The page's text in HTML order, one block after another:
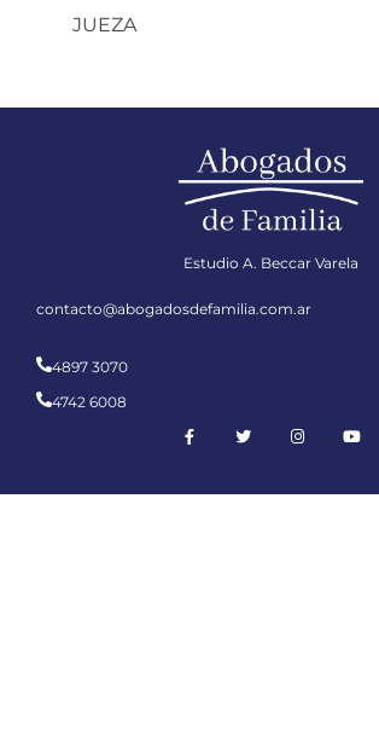
JUEZA
Estudio A. Beccar Varela
contacto@abogadosdefamilia.com.ar
4897 3070
4742 6008